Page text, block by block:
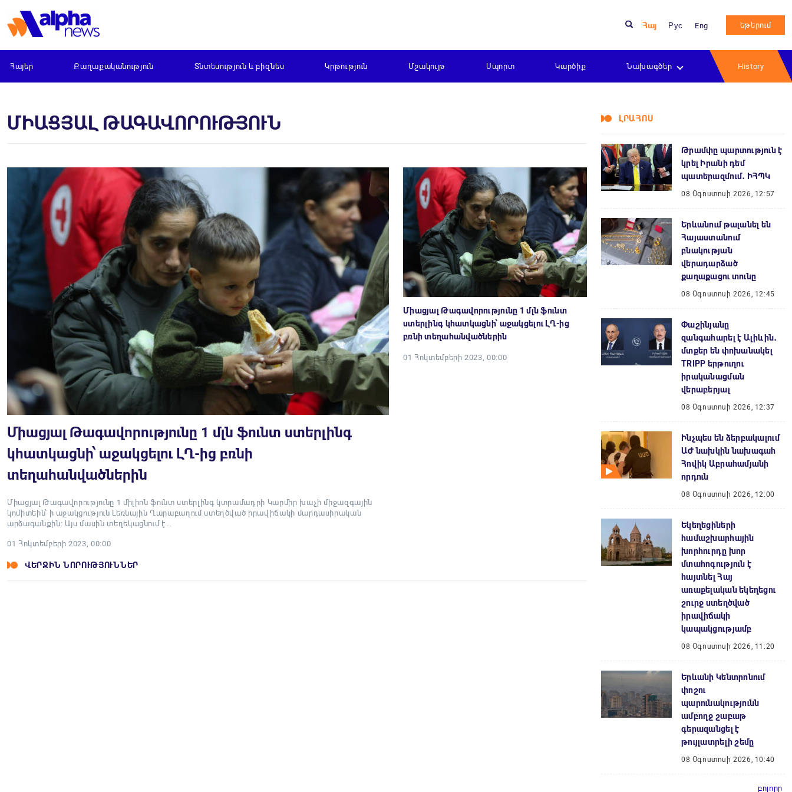
Հայ Рус Eng եթերում
Հայեր Քաղաքականություն Տնտեսություն և բիզնես Կրթություն Մշակույթ Սպորտ Կարծիք Նախագծեր History
ՄԻԱՑՅԱԼ ԹԱԳԱՎՈՐՈՒԹՅՈՒՆ
Միացյալ Թագավորությունը 1 մլն ֆունտ ստերլինգ
կհատկացնի՝ աջակցելու ԼՂ-ից բռնի
տեղահանվածներին
Միացյալ Թագավորությունը 1 միլիոն ֆունտ ստերլինգ կտրամադրի Կարմիր խաչի միջազգային
կոմիտեին՝ ի աջակցություն Լեռնային Ղարաբաղում ստեղծված իրավիճակի մարդասիրական
արձագանքին։ Այս մասին տեղեկացնում է…
01 Հոկտեմբերի 2023, 00:00
Միացյալ Թագավորությունը 1 մլն ֆունտ
ստերլինգ կհատկացնի՝ աջակցելու ԼՂ-ից
բռնի տեղահանվածներին
01 Հոկտեմբերի 2023, 00:00
ՎԵՐՋԻՆ ՆՈՐՈՒԹՅՈՒՆՆԵՐ
ԼՐԱՀՈՍ
Թրամփը պարտություն է
կրել Իրանի դեմ
պատերազմում․ ԻՀՊԿ
08 Օգոստոսի 2026, 12:57
Երևանում թալանել են
Հայաստանում
բնակության
վերադարձած
քաղաքացու տունը
08 Օգոստոսի 2026, 12:45
Փաշինյանը
զանգահարել է Ալիևին․
մտքեր են փոխանակել
TRIPP երթուղու
իրականացման
վերաբերյալ
08 Օգոստոսի 2026, 12:37
Ինչպես են ձերբակալում
ԱԺ նախկին նախագահ
Հովիկ Աբրահամյանի
որդուն
08 Օգոստոսի 2026, 12:00
Եկեղեցիների
համաշխարհային
խորհուրդը խոր
մտահոգություն է
հայտնել Հայ
առաքելական եկեղեցու
շուրջ ստեղծված
իրավիճակի
կապակցությամբ
08 Օգոստոսի 2026, 11:20
Երևանի Կենտրոնում
փոշու
պարունակությունն
ամբողջ շաբաթ
գերազանցել է
թույլատրելի շեմը
08 Օգոստոսի 2026, 10:40
բոլորը